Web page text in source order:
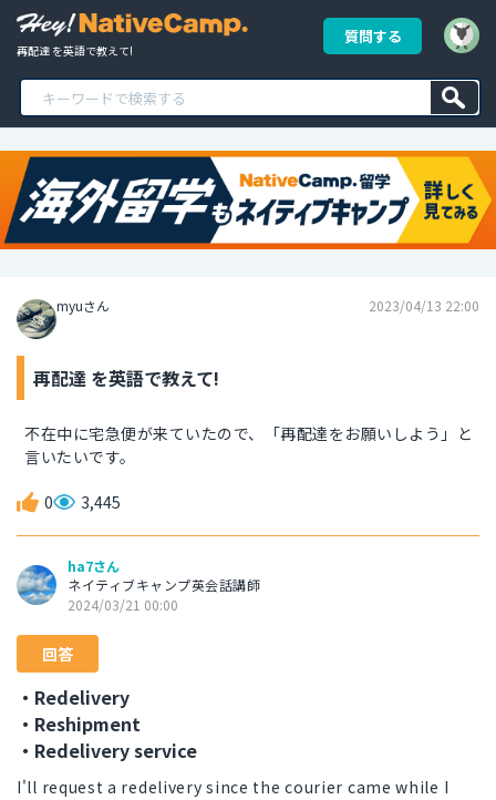
再配達 を英語で教えて!
質問する
myuさん 2023/04/13 22:00
再配達 を英語で教えて!
不在中に宅急便が来ていたので、「再配達をお願いしよう」と
言いたいです。
0 3,445
ha7さん
ネイティブキャンプ英会話講師
2024/03/21 00:00
回答
・Redelivery
・Reshipment
・Redelivery service
I'll request a redelivery since the courier came while I